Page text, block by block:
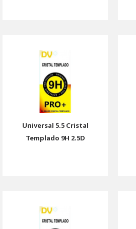
Universal 5.5 Cristal
Templado 9H 2.5D